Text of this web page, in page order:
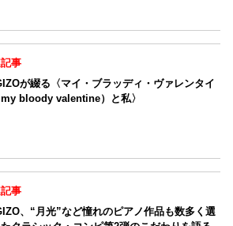
事
が綴る〈マイ・ブラッディ・ヴァレンタイ
bloody valentine）と私〉
事
、“月光”など憧れのピアノ作品も数多く選